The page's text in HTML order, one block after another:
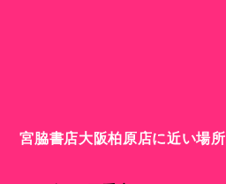
宮脇書店大阪柏原店に近い場所